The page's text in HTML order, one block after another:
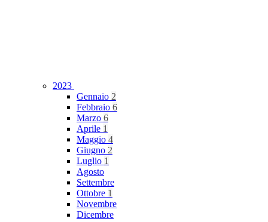
2023
Gennaio 2
Febbraio 6
Marzo 6
Aprile 1
Maggio 4
Giugno 2
Luglio 1
Agosto
Settembre
Ottobre 1
Novembre
Dicembre